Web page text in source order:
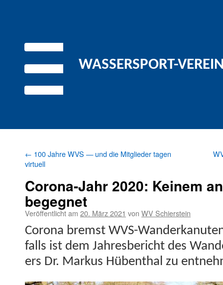
WASSERSPORT-
← 100 Jahre WVS — und die Mitglieder tagen
virtuell
Corona-Jahr 2020: Keinem
begegnet
Veröffentlicht am 20. März 2021 von WV Schierstein
Coro­na bremst WVS-
falls ist dem Jahres­bericht des
ers Dr. Markus Hüben­thal zu